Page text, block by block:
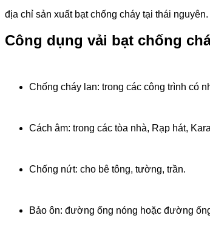
địa chỉ sản xuất bạt chống cháy tại thái nguyên.
Công dụng vải bạt chống
Chống cháy lan: trong các công trình có
Cách âm: trong các tòa nhà, Rạp hát,
Chống nứt: cho bê tông, tường, trần.
Bảo ôn: đường ống nóng hoặc đường